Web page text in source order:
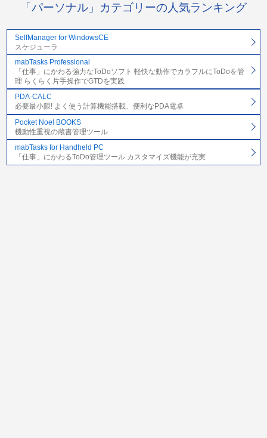
「パーソナル」カテゴリーの人気ランキング
SelfManager for WindowsCE
スケジューラ
mabTasks Professional
「仕事」にかわる強力なToDoソフト 軽快な動作でカラフルにToDoを管
理 らくらく片手操作でGTDを実践
PDA-CALC
必要最小限! よく使う計算機能搭載、便利なPDA電卓
Pocket Noel BOOKS
機動性重視の蔵書管理ツール
mabTasks for Handheld PC
「仕事」にかわるToDo管理ツール カスタマイズ機能が充実